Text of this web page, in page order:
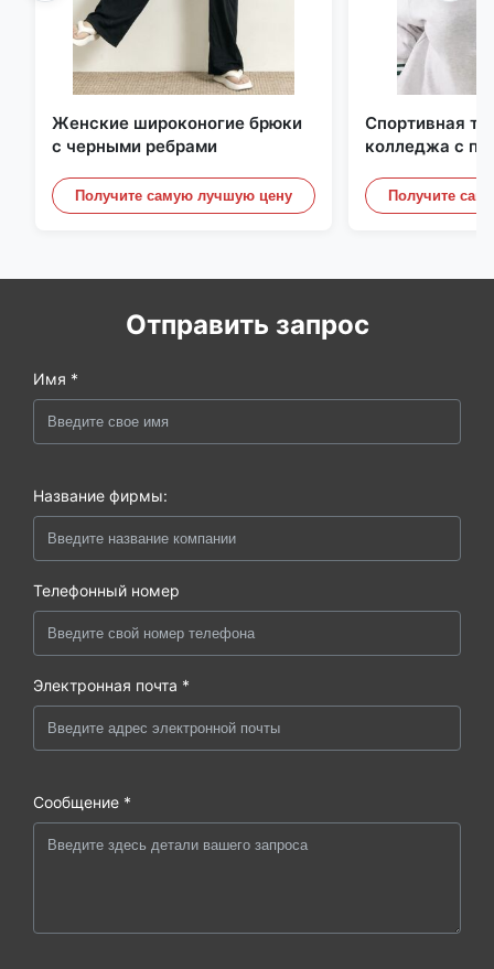
Женские широконогие брюки
с черными ребрами
Получите самую лучшую цену
Спортивная
колледжа с
отделкой
Получите
Отправить запрос
Имя *
Название фирмы:
Телефонный номер
Электронная почта *
Сообщение *